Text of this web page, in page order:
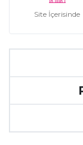
Site İçerisinde